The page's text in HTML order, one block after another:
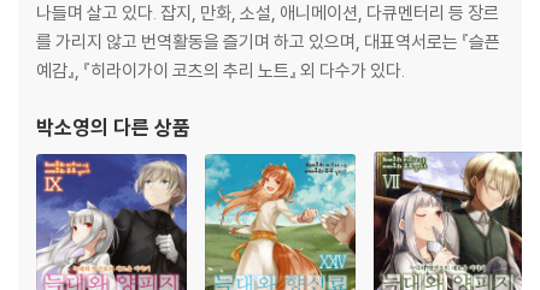
나들며 살고 있다. 잡지, 만화, 소설, 애니메이션, 다큐멘터리 등 장르
를 가리지 않고 번역활동을 즐기며 하고 있으며, 대표역서로는 『슬픈
예감』, 『히라이가이 코츠의 추리 노트』 외 다수가 있다.
박소영의 다른 상품